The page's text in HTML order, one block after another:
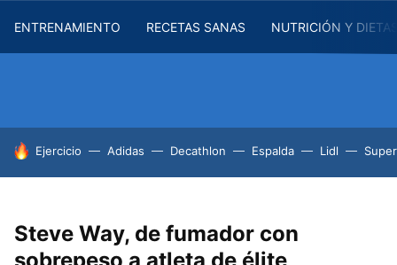
ENTRENAMIENTO RECETAS SANAS NUTRICIÓN Y
HOY SE HABLA DE
Ejercicio Adidas Decathlon Espalda Lidl
Steve Way, de fumador con